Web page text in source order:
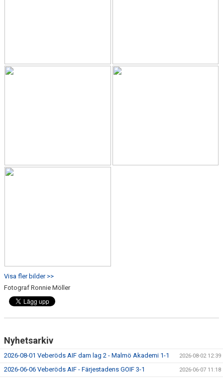
Visa fler bilder >>
Fotograf Ronnie Möller
Nyhetsarkiv
2026-08-01 Veberöds AIF dam lag 2 - Malmö Akademi 1-1 2026-08-02 12:39
2026-06-06 Veberöds AIF - Färjestadens GOIF 3-1 2026-06-07 11:18